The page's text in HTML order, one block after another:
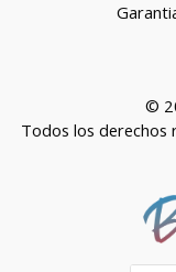
©
Todos los derechos